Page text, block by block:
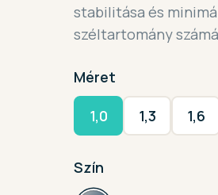
stabilitása és
széltartomány
Méret
1,0 1,3 1,6
Szín